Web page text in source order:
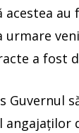
acestea
urmare
a fost
Guvernul
angajaţilor